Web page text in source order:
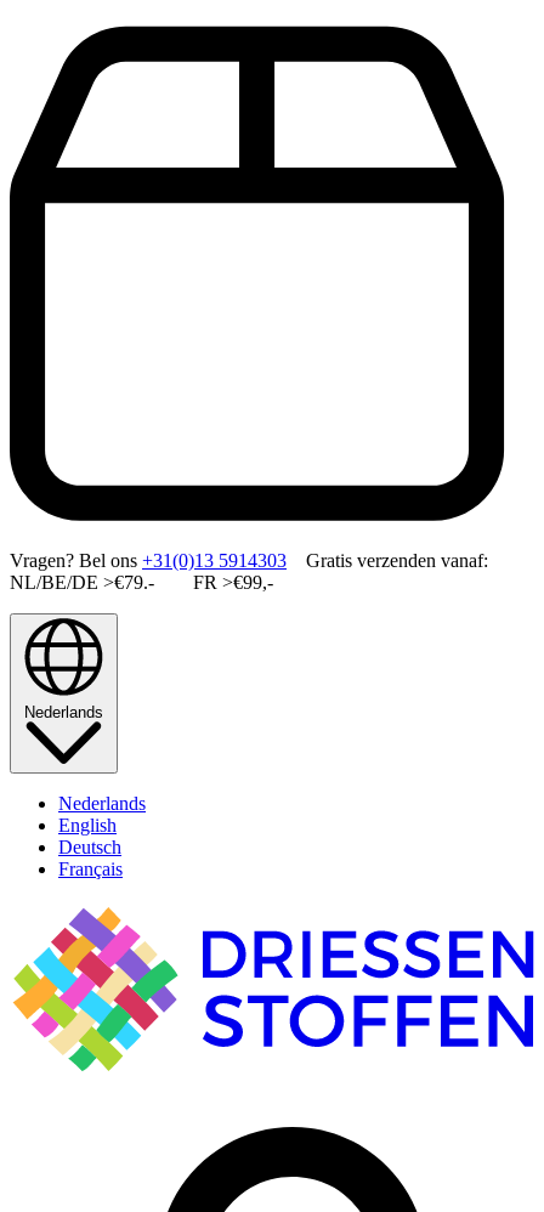
Vragen? Bel ons +31(0)13 5914303 Gratis verzenden vanaf:
NL/BE/DE >€79.- FR >€99,-
Nederlands
Nederlands
English
Deutsch
Français